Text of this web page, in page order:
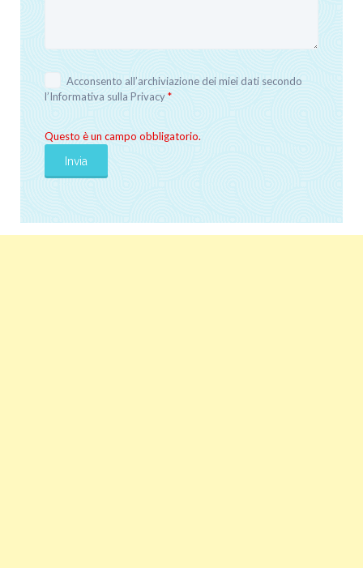
Acconsento all’archiviazione dei miei dati secondo
l’Informativa sulla Privacy*
Questo è un campo obbligatorio.